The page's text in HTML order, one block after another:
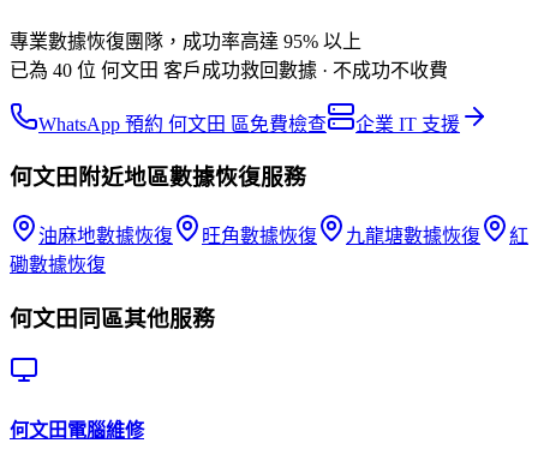
專業數據恢復團隊，成功率高達 95% 以上
已為 40 位 何文田 客戶成功救回數據 · 不成功不收費
WhatsApp 預約 何文田 區免費檢查 企業 IT 支援
何文田 附近地區數據恢復服務
油麻地數據恢復 旺角數據恢復 九龍塘數據恢復
紅
磡數據恢復
何文田 同區其他服務
何文田電腦維修